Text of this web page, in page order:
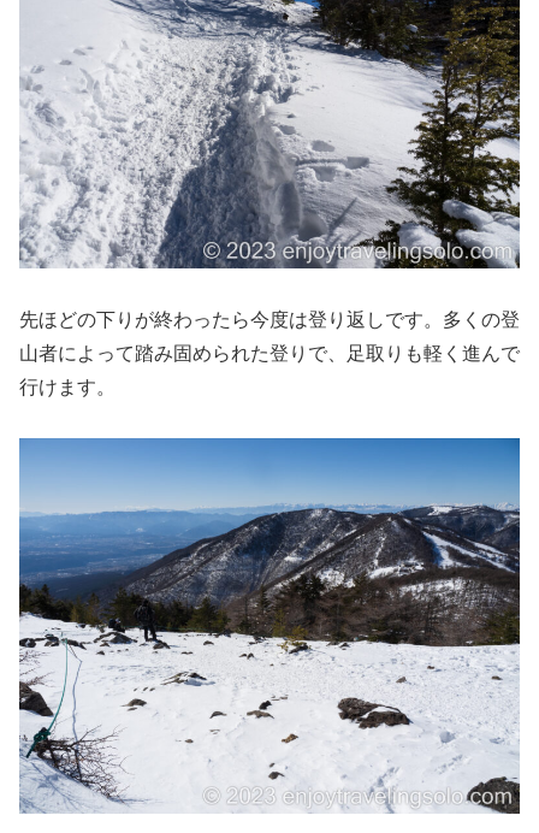
先ほどの下りが終わったら今度は登り返しです。多くの登
山者によって踏み固められた登りで、足取りも軽く進んで
行けます。